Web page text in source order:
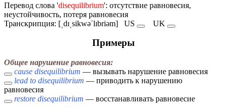
Перевод слова 'disequilibrium': отсутствие равновесия,
неустойчивость, потеря равновесия
Транскрипция: [ˌdɪˌsikwəˈlɪbriəm] US UK
Примеры
Общее нарушение равновесия:
cause disequilibrium — вызывать нарушение равновесия
lead to disequilibrium — приводить к нарушению
равновесия
restore disequilibrium — восстанавливать равновесие